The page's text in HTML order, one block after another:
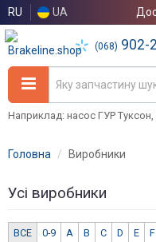
RU UA
(068) 902-
Наприклад: насос ГУР Туксон,
Головна Виробники
Усі виробники
ВСЕ 0-9 A B C D E F